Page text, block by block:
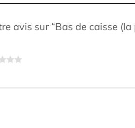
avis sur “Bas de caisse